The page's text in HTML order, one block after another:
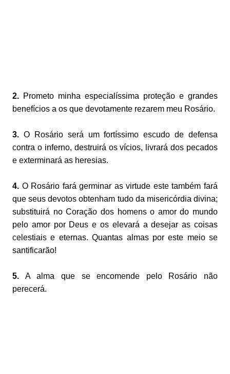
2. Prometo minha especialíssima proteção e grandes
benefícios a os que devotamente rezarem meu Rosário.
3. O Rosário será um fortíssimo escudo de defensa
contra o inferno, destruirá os vícios, livrará dos pecados
e exterminará as heresias.
4. O Rosário fará germinar as virtude este também fará
que seus devotos obtenham tudo da misericórdia divina;
substituirá no Coração dos homens o amor do mundo
pelo amor por Deus e os elevará a desejar as coisas
celestiais e eternas. Quantas almas por este meio se
santificarão!
5. A alma que se encomende pelo Rosário não
perecerá.